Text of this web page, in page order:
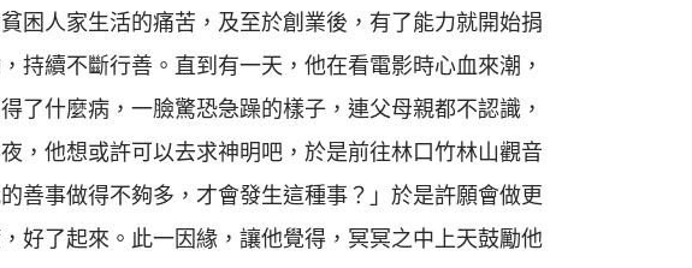
困人家生活的痛苦，及至於創業後，有了能力就開始捐
持續不斷行善。直到有一天，他在看電影時心血來潮，
了什麼病，一臉驚恐急躁的樣子，連父母親都不認識，
，他想或許可以去求神明吧，於是前往林口竹林山觀音
善事做得不夠多，才會發生這種事？」於是許願會做更
好了起來。此一因緣，讓他覺得，冥冥之中上天鼓勵他